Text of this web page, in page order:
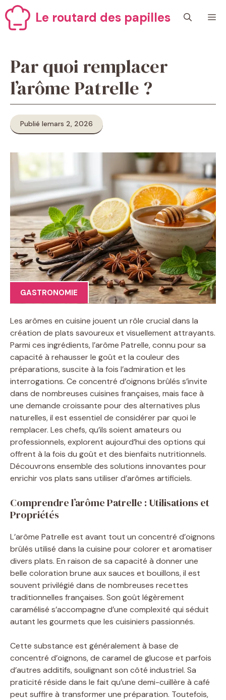
Aller
au
contenu
Le routard des papilles
Par quoi remplacer
l’arôme Patrelle ?
Publié lemars 2, 2026
GASTRONOMIE
Les arômes en cuisine jouent un rôle crucial dans la
création de plats savoureux et visuellement attrayants.
Parmi ces ingrédients, l’arôme Patrelle, connu pour sa
capacité à rehausser le goût et la couleur des
préparations, suscite à la fois l’admiration et les
interrogations. Ce concentré d’oignons brûlés s’invite
dans de nombreuses cuisines françaises, mais face à
une demande croissante pour des alternatives plus
naturelles, il est essentiel de considérer par quoi le
remplacer. Les chefs, qu’ils soient amateurs ou
professionnels, explorent aujourd’hui des options qui
offrent à la fois du goût et des bienfaits nutritionnels.
Découvrons ensemble des solutions innovantes pour
enrichir vos plats sans utiliser d’arômes artificiels.
Comprendre l’arôme Patrelle : Utilisations et
Propriétés
L’arôme Patrelle est avant tout un concentré d’oignons
brûlés utilisé dans la cuisine pour colorer et aromatiser
divers plats. En raison de sa capacité à donner une
belle coloration brune aux sauces et bouillons, il est
souvent privilégié dans de nombreuses recettes
traditionnelles françaises. Son goût légèrement
caramélisé s’accompagne d’une complexité qui séduit
autant les gourmets que les cuisiniers passionnés.
Cette substance est généralement à base de
concentré d’oignons, de caramel de glucose et parfois
d’autres additifs, soulignant son côté industriel. Sa
praticité réside dans le fait qu’une demi-cuillère à café
peut suffire à transformer une préparation. Toutefois,